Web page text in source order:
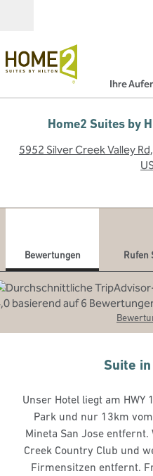
Ihre
Home2 Suites by
5952 Silver Creek Valley
Bewertungen Rufen
Suite
Unser Hotel liegt am
Park und nur 13km
Mineta San Jose
Creek Country Club und
Firmensitzen entfernt.